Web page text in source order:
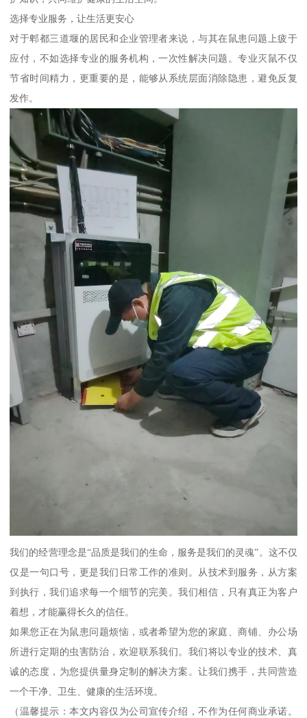
选择专业服务，让生活更安心
对于郫都三道堰的居民和企业管理者来说，与其在鼠患问题上疲于
应付，不如选择专业的服务机构，一次性解决问题。专业灭鼠不仅
节省时间精力，更重要的是，能够从系统层面消除隐患，避免反复
发作。
我们的经营理念是“品质是我们的生命，服务是我们的灵魂”。这不仅
仅是一句口号，更是我们日常工作的准则。从技术到服务，从方案
到执行，我们追求每一个细节的完美。我们相信，只有真正为客户
着想，才能赢得长久的信任。
如果您正在为鼠患问题烦恼，或者希望为您的家庭、商铺、办公场
所进行定期的虫害防治，欢迎联系我们。我们将以专业的技术、真
诚的态度，为您提供量身定制的解决方案。让我们携手，共同营造
一个干净、卫生、健康的生活环境。
（温馨提示：本文内容仅为公司宣传介绍，不作为任何商业承诺。